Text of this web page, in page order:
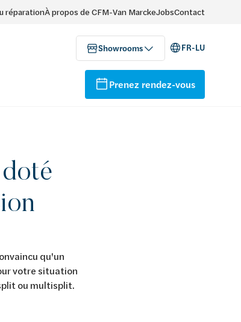
réparationÀ propos de CFM-Van MarckeJobsContact
Showrooms FR-LU
Prenez rendez-vous
qu'un
votre situation
ou multisplit.